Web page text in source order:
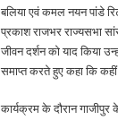
बलिया एवं कमल नयन पांडे
प्रकाश राजभर राज्यसभा
जीवन दर्शन को याद किया
समाप्त करते हुए कहा कि कहीं
कार्यक्रम के दौरान